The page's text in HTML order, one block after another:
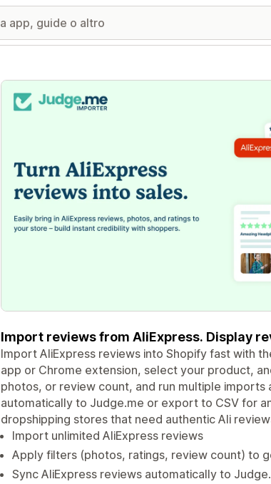
Galleria immagini in evidenza
Import reviews from AliExpress. Display
Import AliExpress reviews into Shopify fast with
app or Chrome extension, select your product,
photos, or review count, and run multiple
automatically to Judge.me or export to CSV for
dropshipping stores that need authentic Ali
Import unlimited AliExpress reviews
Apply filters (photos, ratings, review count) to
Sync AliExpress reviews automatically to